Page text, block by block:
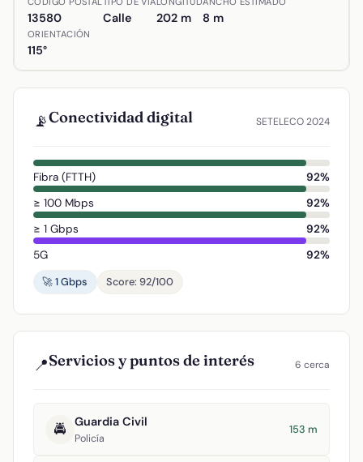
13580 Calle 202 m 8 m
ORIENTACIÓN
115°
📡Conectividad digital SETELECO 2024
Fibra (FTTH)
92%
≥ 100 Mbps
92%
≥ 1 Gbps
92%
5G
92%
🚀 1 Gbps
Score: 92/100
📍Servicios y puntos de interés 6 cerca
🚔 Guardia Civil
Policía
153 m